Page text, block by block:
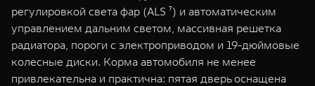
регулировкой света фар (ALS ⁷) и автоматическим
управлением дальним светом, массивная решетка
радиатора, пороги с электроприводом и 19-дюймовые
колесные диски. Корма автомобиля не менее
привлекательна и практична: пятая дверь оснащена